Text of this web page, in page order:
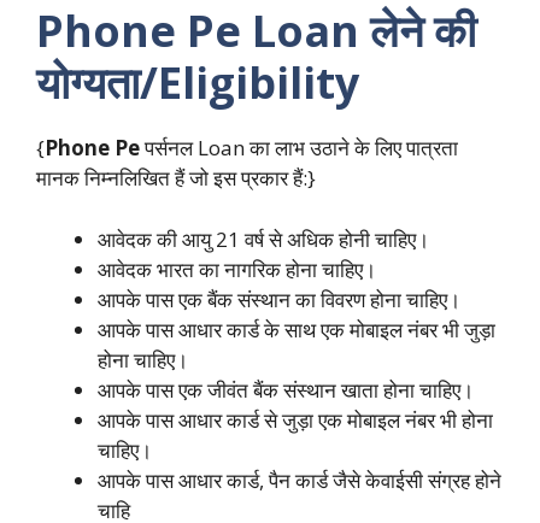
Phone Pe Loan लेने की
योग्यता/Eligibility
{Phone Peपर्सनल Loan का लाभ उठाने के लिए पात्रता
मानक निम्नलिखित हैं जो इस प्रकार हैं:}
आवेदक की आयु 21 वर्ष से अधिक होनी चाहिए।
आवेदक भारत का नागरिक होना चाहिए।
आपके पास एक बैंक संस्थान का विवरण होना चाहिए।
आपके पास आधार कार्ड के साथ एक मोबाइल नंबर भी जुड़ा
होना चाहिए।
आपके पास एक जीवंत बैंक संस्थान खाता होना चाहिए।
आपके पास आधार कार्ड से जुड़ा एक मोबाइल नंबर भी होना
चाहिए।
आपके पास आधार कार्ड, पैन कार्ड जैसे केवाईसी संग्रह होने
चाहि